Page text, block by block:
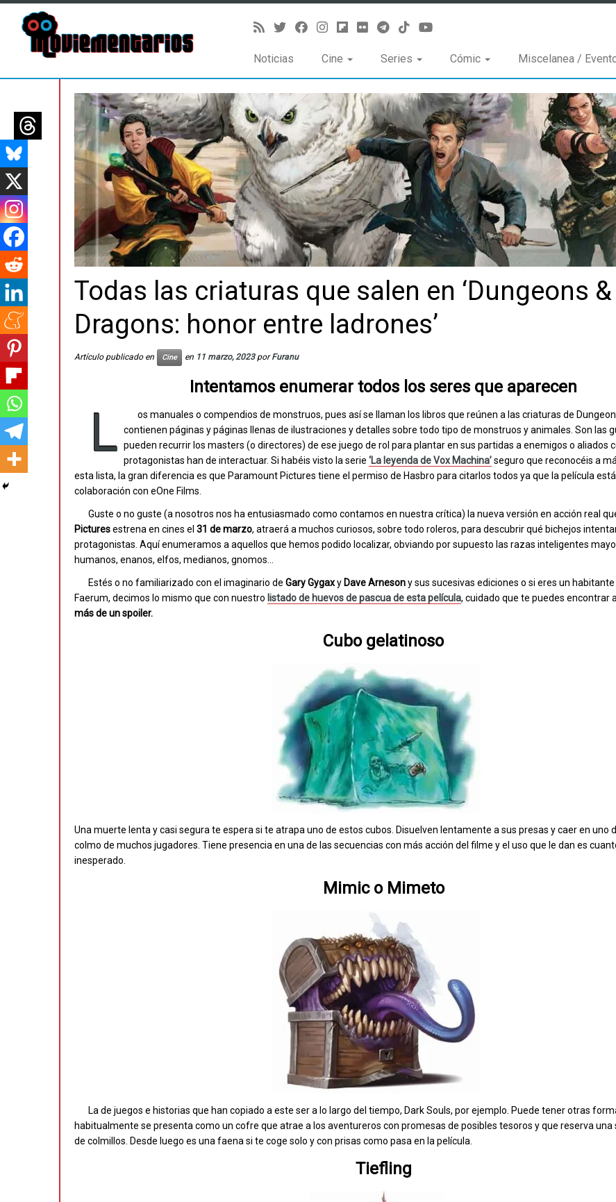
contenido
Noticias Cine Series Cómic Miscelanea /
Todas las criaturas que salen en ‘Dungeons &
Dragons: honor entre ladrones’
Artículo publicado en Cine en 11 marzo, 2023 porFuranu
Intentamos enumerar todos los seres que aparecen
L
os manuales o compendios de monstruos, pues así se llaman los libros que reúnen a las criaturas de
contienen páginas y páginas llenas de ilustraciones y detalles sobre todo tipo de monstruos y animales. Son las
pueden recurrir los masters (o directores) de ese juego de rol para plantar en sus partidas a enemigos o aliados
protagonistas han de interactuar. Si habéis visto la serie ‘La leyenda de Vox Machina’seguro que reconocéis a
esta lista, la gran diferencia es que Paramount Pictures tiene el permiso de Hasbro para citarlos todos ya que la película
colaboración con eOne Films.
Guste o no guste (a nosotros nos ha entusiasmado como contamos en nuestra crítica) la nueva versión en acción real
Picturesestrena en cines el 31 de marzo, atraerá a muchos curiosos, sobre todo roleros, para descubrir qué bichejos
protagonistas. Aquí enumeramos a aquellos que hemos podido localizar, obviando por supuesto las razas inteligentes
humanos, enanos, elfos, medianos, gnomos…
Estés o no familiarizado con el imaginario de Gary Gygaxy Dave Arnesony sus sucesivas ediciones o si eres un
Faerum, decimos lo mismo que con nuestro listado de huevos de pascua de esta película, cuidado que te puedes encontrar
más de un spoiler.
Cubo gelatinoso
Una muerte lenta y casi segura te espera si te atrapa uno de estos cubos. Disuelven lentamente a sus presas y caer en uno
colmo de muchos jugadores. Tiene presencia en una de las secuencias con más acción del filme y el uso que le dan es
inesperado.
Mimic o Mimeto
La de juegos e historias que han copiado a este ser a lo largo del tiempo, Dark Souls, por ejemplo. Puede tener otras
habitualmente se presenta como un cofre que atrae a los aventureros con promesas de posibles tesoros y que reserva una
de colmillos. Desde luego es una faena si te coge solo y con prisas como pasa en la película.
Tiefling